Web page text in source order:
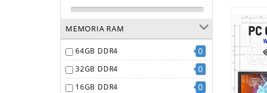
MEMORIA RAM
64GB DDR4 0
32GB DDR4 0
16GB DDR4 0